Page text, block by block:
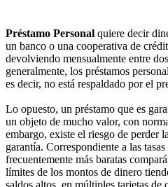
Préstamo Personal quiere decir
un banco o una cooperativa de
devolviendo mensualmente entre
generalmente, los préstamos
es decir, no está respaldado por el
Lo opuesto, un préstamo que es
un objeto de mucho valor, con
embargo, existe el riesgo de perder
garantía. Correspondiente a las
frecuentemente más baratas
límites de los montos de dinero
saldos altos, en múltiples tarjetas de